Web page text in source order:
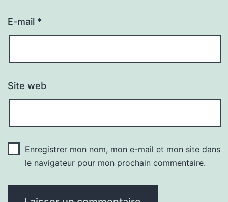
E-mail *
Site web
Enregistrer mon nom, mon e-mail et mon site dans
le navigateur pour mon prochain commentaire.